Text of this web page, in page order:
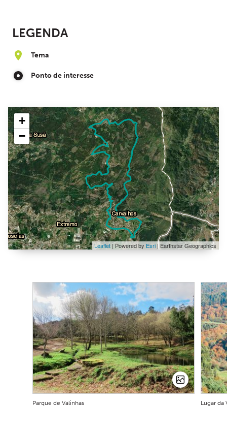
LEGENDA
Tema
Ponto de interesse
+
−
Leaflet | Powered by Esri |Earthstar Geographics
Parque de Valinhas Lugar da